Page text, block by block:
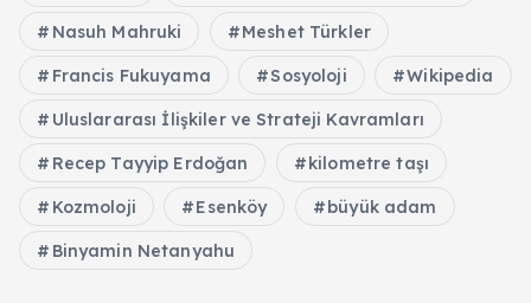
Nasuh Mahruki Meshet Türkler
Francis Fukuyama Sosyoloji Wikipedia
Uluslararası İlişkiler ve Strateji Kavramları
Recep Tayyip Erdoğan kilometre taşı
Kozmoloji Esenköy büyük adam
Binyamin Netanyahu